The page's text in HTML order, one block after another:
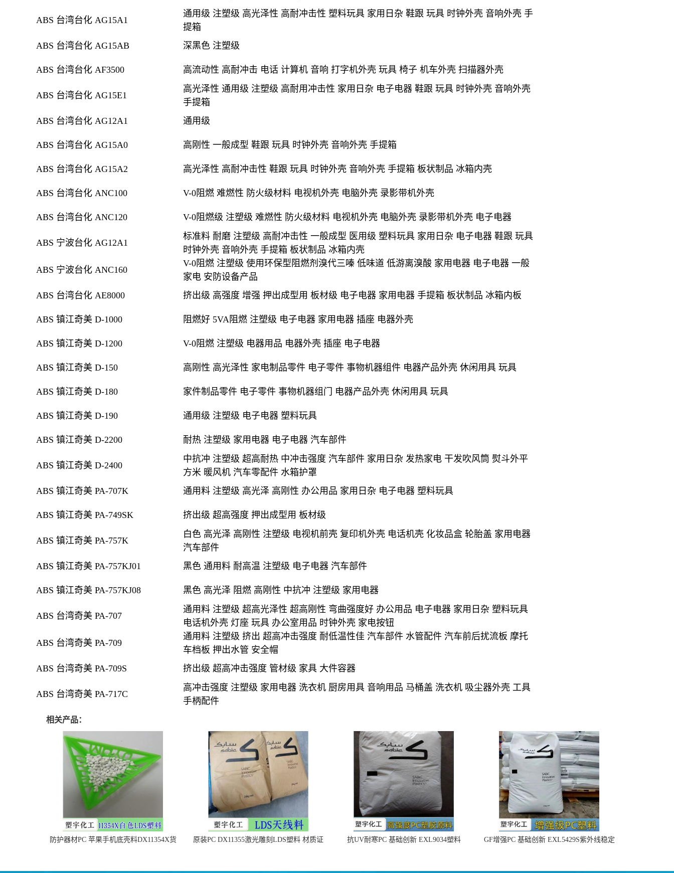
ABS 台湾台化 AG15A1
通用级 注塑级 高光泽性 高耐冲击性 塑料玩具 家用日杂 鞋跟 玩具 时钟外壳 音响外壳 手
提箱
ABS 台湾台化 AG15AB
深黑色 注塑级
ABS 台湾台化 AF3500 高流动性 高耐冲击 电话 计算机 音响 打字机外壳 玩具 椅子 机车外壳 扫描器外壳
ABS 台湾台化 AG15E1
高光泽性 通用级 注塑级 高耐用冲击性 家用日杂 电子电器 鞋跟 玩具 时钟外壳 音响外壳
手提箱
ABS 台湾台化 AG12A1
通用级
ABS 台湾台化 AG15A0 高刚性 一般成型 鞋跟 玩具 时钟外壳 音响外壳 手提箱
ABS 台湾台化 AG15A2 高光泽性 高耐冲击性 鞋跟 玩具 时钟外壳 音响外壳 手提箱 板状制品 冰箱内壳
ABS 台湾台化 ANC100 V-0阻燃 难燃性 防火级材料 电视机外壳 电脑外壳 录影带机外壳
ABS 台湾台化 ANC120 V-0阻燃级 注塑级 难燃性 防火级材料 电视机外壳 电脑外壳 录影带机外壳 电子电器
ABS 宁波台化 AG12A1
标准料 耐磨 注塑级 高耐冲击性 一般成型 医用级 塑料玩具 家用日杂 电子电器 鞋跟 玩具
时钟外壳 音响外壳 手提箱 板状制品 冰箱内壳
ABS 宁波台化 ANC160
V-0阻燃 注塑级 使用环保型阻燃剂溴代三嗪 低味道 低游离溴酸 家用电器 电子电器 一般
家电 安防设备产品
ABS 台湾台化 AE8000
挤出级 高强度 增强 押出成型用 板材级 电子电器 家用电器 手提箱 板状制品 冰箱内板
ABS 镇江奇美 D-1000 阻燃好 5VA阻燃 注塑级 电子电器 家用电器 插座 电器外壳
ABS 镇江奇美 D-1200 V-0阻燃 注塑级 电器用品 电器外壳 插座 电子电器
ABS 镇江奇美 D-150 高刚性 高光泽性 家电制品零件 电子零件 事物机器组件 电器产品外壳 休闲用具 玩具
ABS 镇江奇美 D-180 家件制品零件 电子零件 事物机器组门 电器产品外壳 休闲用具 玩具
ABS 镇江奇美 D-190 通用级 注塑级 电子电器 塑料玩具
ABS 镇江奇美 D-2200 耐热 注塑级 家用电器 电子电器 汽车部件
ABS 镇江奇美 D-2400
中抗冲 注塑级 超高耐热 中冲击强度 汽车部件 家用日杂 发热家电 干发吹风筒 熨斗外平
方米 暖风机 汽车零配件 水箱护罩
ABS 镇江奇美 PA-707K
通用料 注塑级 高光泽 高刚性 办公用品 家用日杂 电子电器 塑料玩具
ABS 镇江奇美 PA-749SK 挤出级 超高强度 押出成型用 板材级
ABS 镇江奇美 PA-757K
白色 高光泽 高刚性 注塑级 电视机前壳 复印机外壳 电话机壳 化妆品盒 轮胎盖 家用电器
汽车部件
ABS 镇江奇美 PA-757KJ01
黑色 通用料 耐高温 注塑级 电子电器 汽车部件
ABS 镇江奇美 PA-757KJ08 黑色 高光泽 阻燃 高刚性 中抗冲 注塑级 家用电器
ABS 台湾奇美 PA-707
通用料 注塑级 超高光泽性 超高刚性 弯曲强度好 办公用品 电子电器 家用日杂 塑料玩具
电话机外壳 灯座 玩具 办公室用品 时钟外壳 家电按钮
ABS 台湾奇美 PA-709
通用料 注塑级 挤出 超高冲击强度 耐低温性佳 汽车部件 水管配件 汽车前后扰流板 摩托
车档板 押出水管 安全帽
ABS 台湾奇美 PA-709S
挤出级 超高冲击强度 管材级 家具 大件容器
ABS 台湾奇美 PA-717C
高冲击强度 注塑级 家用电器 洗衣机 厨房用具 音响用品 马桶盖 洗衣机 吸尘器外壳 工具
手柄配件
相关产品：
防护器材PC 苹果手机底壳料DX11354X货
原装PC DX11355激光雕刻LDS塑料 材质证
抗UV耐寒PC 基础创新 EXL9034塑料
GF增强PC 基础创新 EXL5429S紫外线稳定